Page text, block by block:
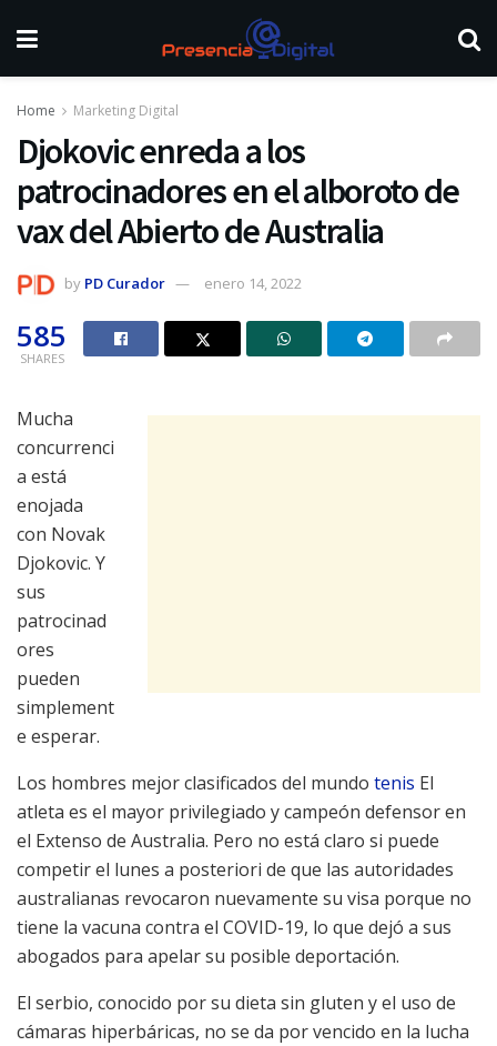
Home Marketing Digital
Djokovic enreda a los
patrocinadores en el alboroto de
vax del Abierto de Australia
by PD Curador enero 14, 2022
585
SHARES
Mucha
concurrenci
a está
enojada
con Novak
Djokovic. Y
sus
patrocinad
ores
pueden
simplement
e esperar.
Los hombres mejor clasificados del mundo tenis El
atleta es el mayor privilegiado y campeón defensor en
el Extenso de Australia. Pero no está claro si puede
competir el lunes a posteriori de que las autoridades
australianas revocaron nuevamente su visa porque no
tiene la vacuna contra el COVID-19, lo que dejó a sus
abogados para apelar su posible deportación.
El serbio, conocido por su dieta sin gluten y el uso de
cámaras hiperbáricas, no se da por vencido en la lucha